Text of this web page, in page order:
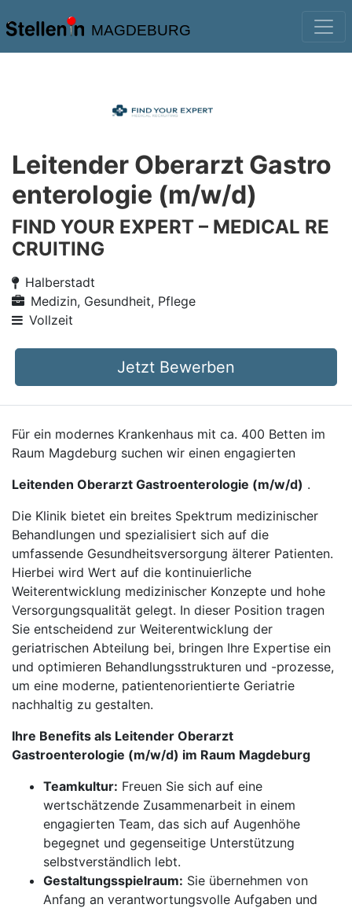
MAGDEBURG
Leitender Oberarzt Gastro
enterologie (m/w/d)
FIND YOUR EXPERT – MEDICAL RE
CRUITING
Halberstadt
Medizin, Gesundheit, Pflege
Vollzeit
Jetzt Bewerben
Für ein modernes Krankenhaus mit ca. 400 Betten im
Raum Magdeburg suchen wir einen engagierten
Leitenden Oberarzt Gastroenterologie (m/w/d) .
Die Klinik bietet ein breites Spektrum medizinischer
Behandlungen und spezialisiert sich auf die
umfassende Gesundheitsversorgung älterer Patienten.
Hierbei wird Wert auf die kontinuierliche
Weiterentwicklung medizinischer Konzepte und hohe
Versorgungsqualität gelegt. In dieser Position tragen
Sie entscheidend zur Weiterentwicklung der
geriatrischen Abteilung bei, bringen Ihre Expertise ein
und optimieren Behandlungsstrukturen und -prozesse,
um eine moderne, patientenorientierte Geriatrie
nachhaltig zu gestalten.
Ihre Benefits als Leitender Oberarzt
Gastroenterologie (m/w/d) im Raum Magdeburg
Teamkultur: Freuen Sie sich auf eine
wertschätzende Zusammenarbeit in einem
engagierten Team, das sich auf Augenhöhe
begegnet und gegenseitige Unterstützung
selbstverständlich lebt.
Gestaltungsspielraum: Sie übernehmen von
Anfang an verantwortungsvolle Aufgaben und